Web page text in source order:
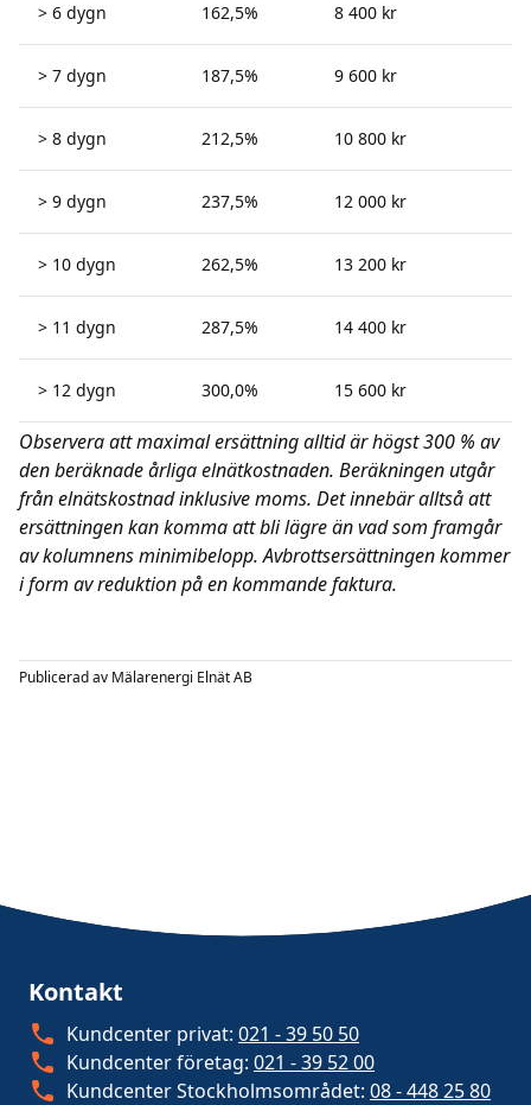
> 6 dygn 162,5% 8 400 kr
> 7 dygn 187,5% 9 600 kr
> 8 dygn 212,5% 10 800 kr
> 9 dygn 237,5% 12 000 kr
> 10 dygn 262,5% 13 200 kr
> 11 dygn 287,5% 14 400 kr
> 12 dygn 300,0% 15 600 kr
Observera att maximal ersättning alltid är högst 300 % av
den beräknade årliga elnätkostnaden. Beräkningen utgår
från elnätskostnad inklusive moms. Det innebär alltså att
ersättningen kan komma att bli lägre än vad som framgår
av kolumnens minimibelopp. Avbrottsersättningen kommer
i form av reduktion på en kommande faktura.
Publicerad av Mälarenergi Elnät AB
Kontakt
Kundcenter privat: 021 - 39 50 50
Kundcenter företag: 021 - 39 52 00
Kundcenter Stockholmsområdet: 08 - 448 25 80